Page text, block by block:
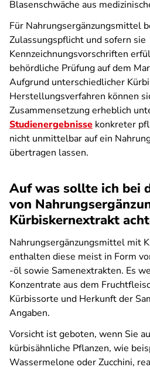
Blasenschwäche aus
Für Nahrungsergänzungsmittel
Zulassungspflicht und sofern sie
Kennzeichnungsvorschriften
behördliche Prüfung auf dem
Aufgrund unterschiedlicher
Herstellungsverfahren können
Zusammensetzung erheblich
Studienergebnisse konkreter
nicht unmittelbar auf ein
übertragen lassen.
Auf was sollte ich bei
von
Kürbiskern­extrakt
Nahrungsergänzungsmittel mit
enthalten diese meist in Form
-öl sowie Samenextrakten. Es
Konzentrate aus dem
Kürbissorte und Herkunft der
Angaben.
Vorsicht ist geboten, wenn Sie
kürbisähnliche Pflanzen, wie
Wassermelone oder Zucchini,